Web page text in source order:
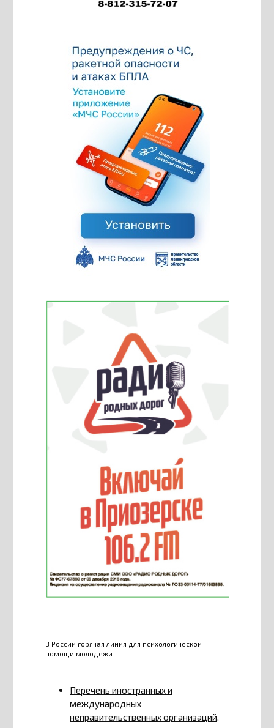
В России горячая линия для психологической
помощи молодёжи
Перечень иностранных и
международных
неправительственных организаций,